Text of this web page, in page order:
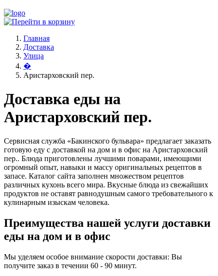
Главная
Доставка
Улица
�
Аристарховский пер.
Доставка еды на
Аристарховский пер.
Сервисная служба «Бакинского бульвара» предлагает заказать
готовую еду с доставкой на дом и в офис на Аристарховский
пер.. Блюда приготовлены лучшими поварами, имеющими
огромный опыт, навыки и массу оригинальных рецептов в
запасе. Каталог сайта заполнен множеством рецептов
различных кухонь всего мира. Вкусные блюда из свежайших
продуктов не оставят равнодушным самого требовательного к
кулинарным изыскам человека.
Преимущества нашей услуги доставки
еды на дом и в офис
Мы уделяем особое внимание скорости доставки: Вы
получите заказ в течении 60 - 90 минут.